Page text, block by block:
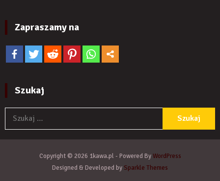
Zapraszamy na
Szukaj
Copyright © 2026 1kawa.pl - Powered ByWordPress
Designed & Developed by Sparkle Themes